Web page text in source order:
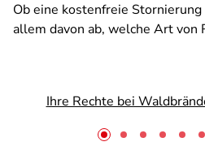
Ob eine kostenfreie
allem davon ab, welche Art von
Ihre Rechte bei